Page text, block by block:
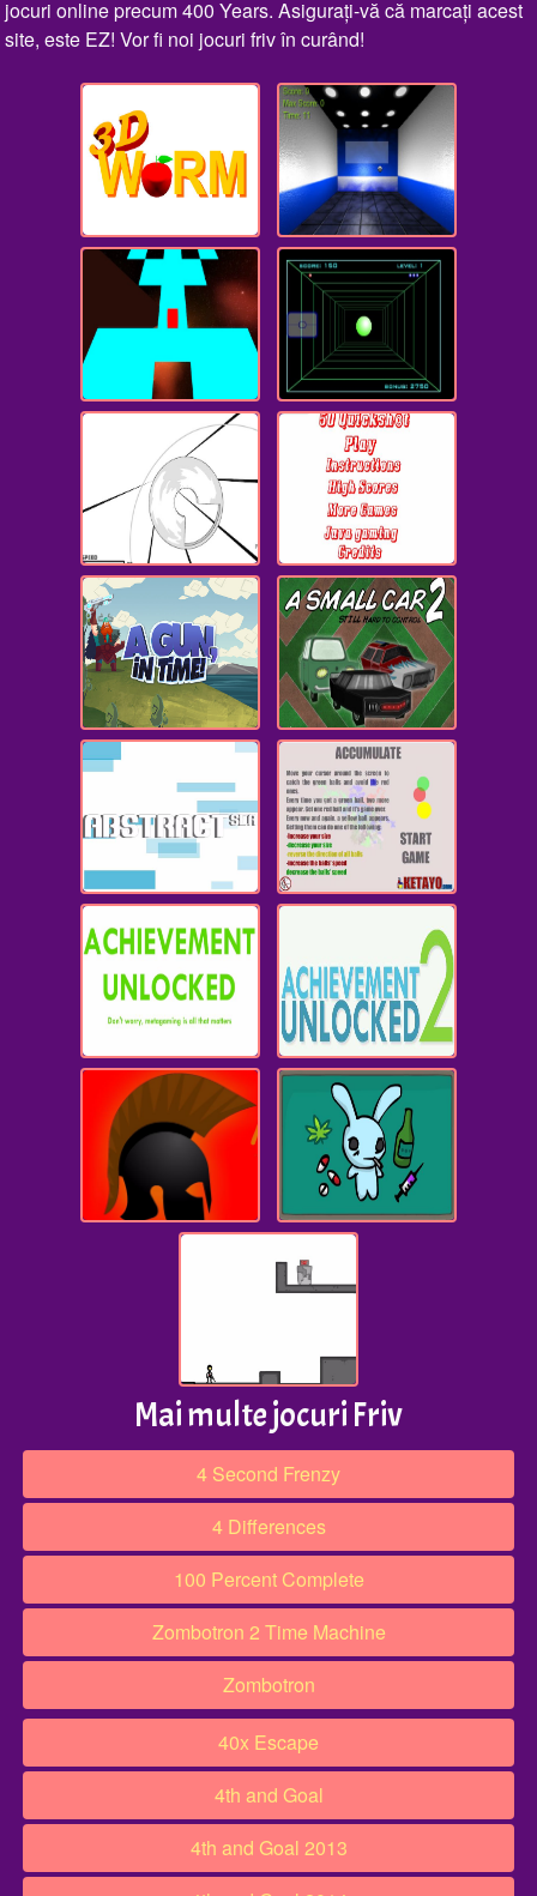
jocuri online precum 400 Years. Asigurați-vă că marcați acest
site, este EZ! Vor fi noi jocuri friv în curând!
Mai multe jocuri Friv
4 Second Frenzy
4 Differences
100 Percent Complete
Zombotron 2 Time Machine
Zombotron
40x Escape
4th and Goal
4th and Goal 2013